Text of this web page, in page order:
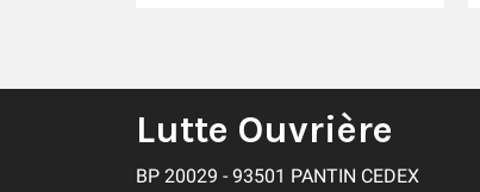
Lutte Ouvrière
BP 20029 - 93501 PANTIN CEDEX